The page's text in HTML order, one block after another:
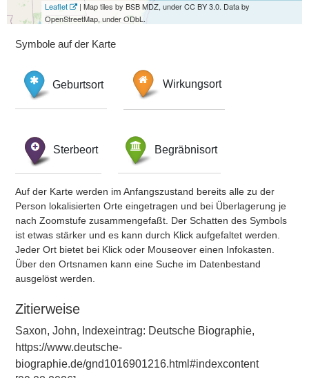
Leaflet
| Map tiles by BSB MDZ, under CC BY 3.0. Data by
OpenStreetMap, under ODbL.
Symbole auf der Karte
Geburtsort Wirkungsort
Sterbeort Begräbnisort
Auf der Karte werden im Anfangszustand bereits alle zu der
Person lokalisierten Orte eingetragen und bei Überlagerung je
nach Zoomstufe zusammengefaßt. Der Schatten des Symbols
ist etwas stärker und es kann durch Klick aufgefaltet werden.
Jeder Ort bietet bei Klick oder Mouseover einen Infokasten.
Über den Ortsnamen kann eine Suche im Datenbestand
ausgelöst werden.
Zitierweise
Saxon, John, Indexeintrag: Deutsche Biographie,
https://www.deutsche-
biographie.de/gnd1016901216.html#indexcontent